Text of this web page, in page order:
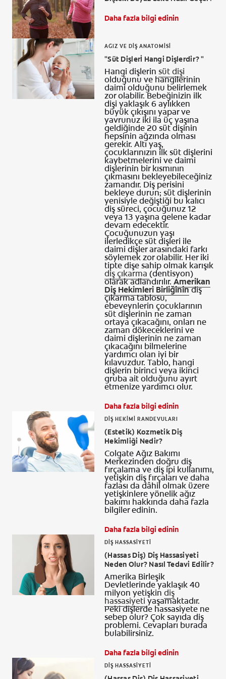
KAYIT OL
Daha fazla bilgi edinin
AĞIZ VE DIŞ ANATOMISI
"Süt Dişlerİ Hangi Dişlerdir? "
Hangi dişlerin süt dişi
olduğunu ve hangilerinin
daimi olduğunu belirlemek
zor olabilir. Bebeğinizin ilk
dişi yaklaşık 6 aylıkken
büyük çıkışını yapar ve
yavrunuz iki ila üç yaşına
geldiğinde 20 süt dişinin
hepsinin ağzında olması
gerekir. Altı yaş,
çocuklarınızın ilk süt dişlerini
kaybetmelerini ve daimi
dişlerinin bir kısmının
çıkmasını bekleyebileceğiniz
zamandır. Diş perisini
bekleye durun; süt dişlerinin
yenisiyle değiştiği bu kalıcı
diş süreci, çocuğunuz 12
veya 13 yaşına gelene kadar
devam edecektir.
Çocuğunuzun yaşı
ilerledikçe süt dişleri ile
daimi dişler arasındaki farkı
söylemek zor olabilir. Her iki
tipte dişe sahip olmak karışık
diş çıkarma (dentisyon)
olarak adlandırılır. Amerikan
Diş Hekimleri Birliğinindiş
çıkarma tablosu,
ebeveynlerin çocuklarının
süt dişlerinin ne zaman
ortaya çıkacağını, onları ne
zaman dökeceklerini ve
daimi dişlerinin ne zaman
çıkacağını bilmelerine
yardımcı olan iyi bir
kılavuzdur. Tablo, hangi
dişlerin birinci veya ikinci
gruba ait olduğunu ayırt
etmenize yardımcı olur.
Daha fazla bilgi edinin
DIŞ HEKIMI RANDEVULARI
(Estetik) Kozmetik Diş
Hekimliği Nedir?
Colgate Ağız Bakımı
Merkezinden doğru diş
fırçalama ve diş ipi kullanımı,
yetişkin diş fırçaları ve daha
fazlası da dâhil olmak üzere
yetişkinlere yönelik ağız
bakımı hakkında daha fazla
bilgiler edinin.
Daha fazla bilgi edinin
DIŞ HASSASIYETI
(Hassas Diş) Diş Hassasiyeti
Neden Olur? Nasıl Tedavi Edilir?
Amerika Birleşik
Devletlerinde yaklaşık 40
milyon yetişkin diş
hassasiyeti yaşamaktadır.
Peki dişlerde hassasiyete ne
sebep olur? Çok sayıda diş
problemi. Cevapları burada
bulabilirsiniz.
Daha fazla bilgi edinin
DIŞ HASSASIYETI